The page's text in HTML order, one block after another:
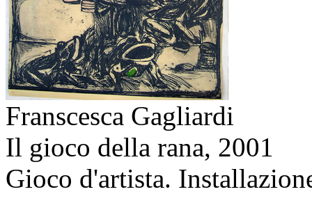
Franscesca Gagliardi
Il gioco della rana, 2001
Gioco d'artista.